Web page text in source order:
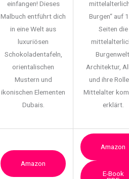
einfangen! Dieses
Malbuch entführt dich
in eine Welt aus
luxuriösen
Schokoladentafeln,
orientalischen
Mustern und
ikonischen Elementen
Dubais.
Burgen“ auf
Seiten die
Architektur,
und ihre
Mittelalter
erklärt.
Amazon
Amazon
E-Book